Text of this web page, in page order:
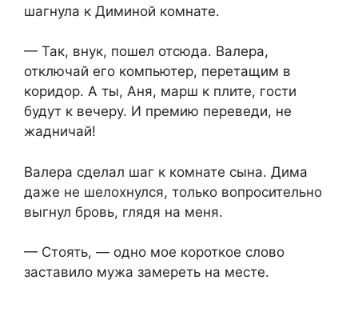
шагнула к Диминой комнате.
— Так, внук, пошел отсюда. Валера,
отключай его компьютер, перетащим в
коридор. А ты, Аня, марш к плите, гости
будут к вечеру. И премию переведи, не
жадничай!
Валера сделал шаг к комнате сына. Дима
даже не шелохнулся, только вопросительно
выгнул бровь, глядя на меня.
— Стоять, — одно мое короткое слово
заставило мужа замереть на месте.